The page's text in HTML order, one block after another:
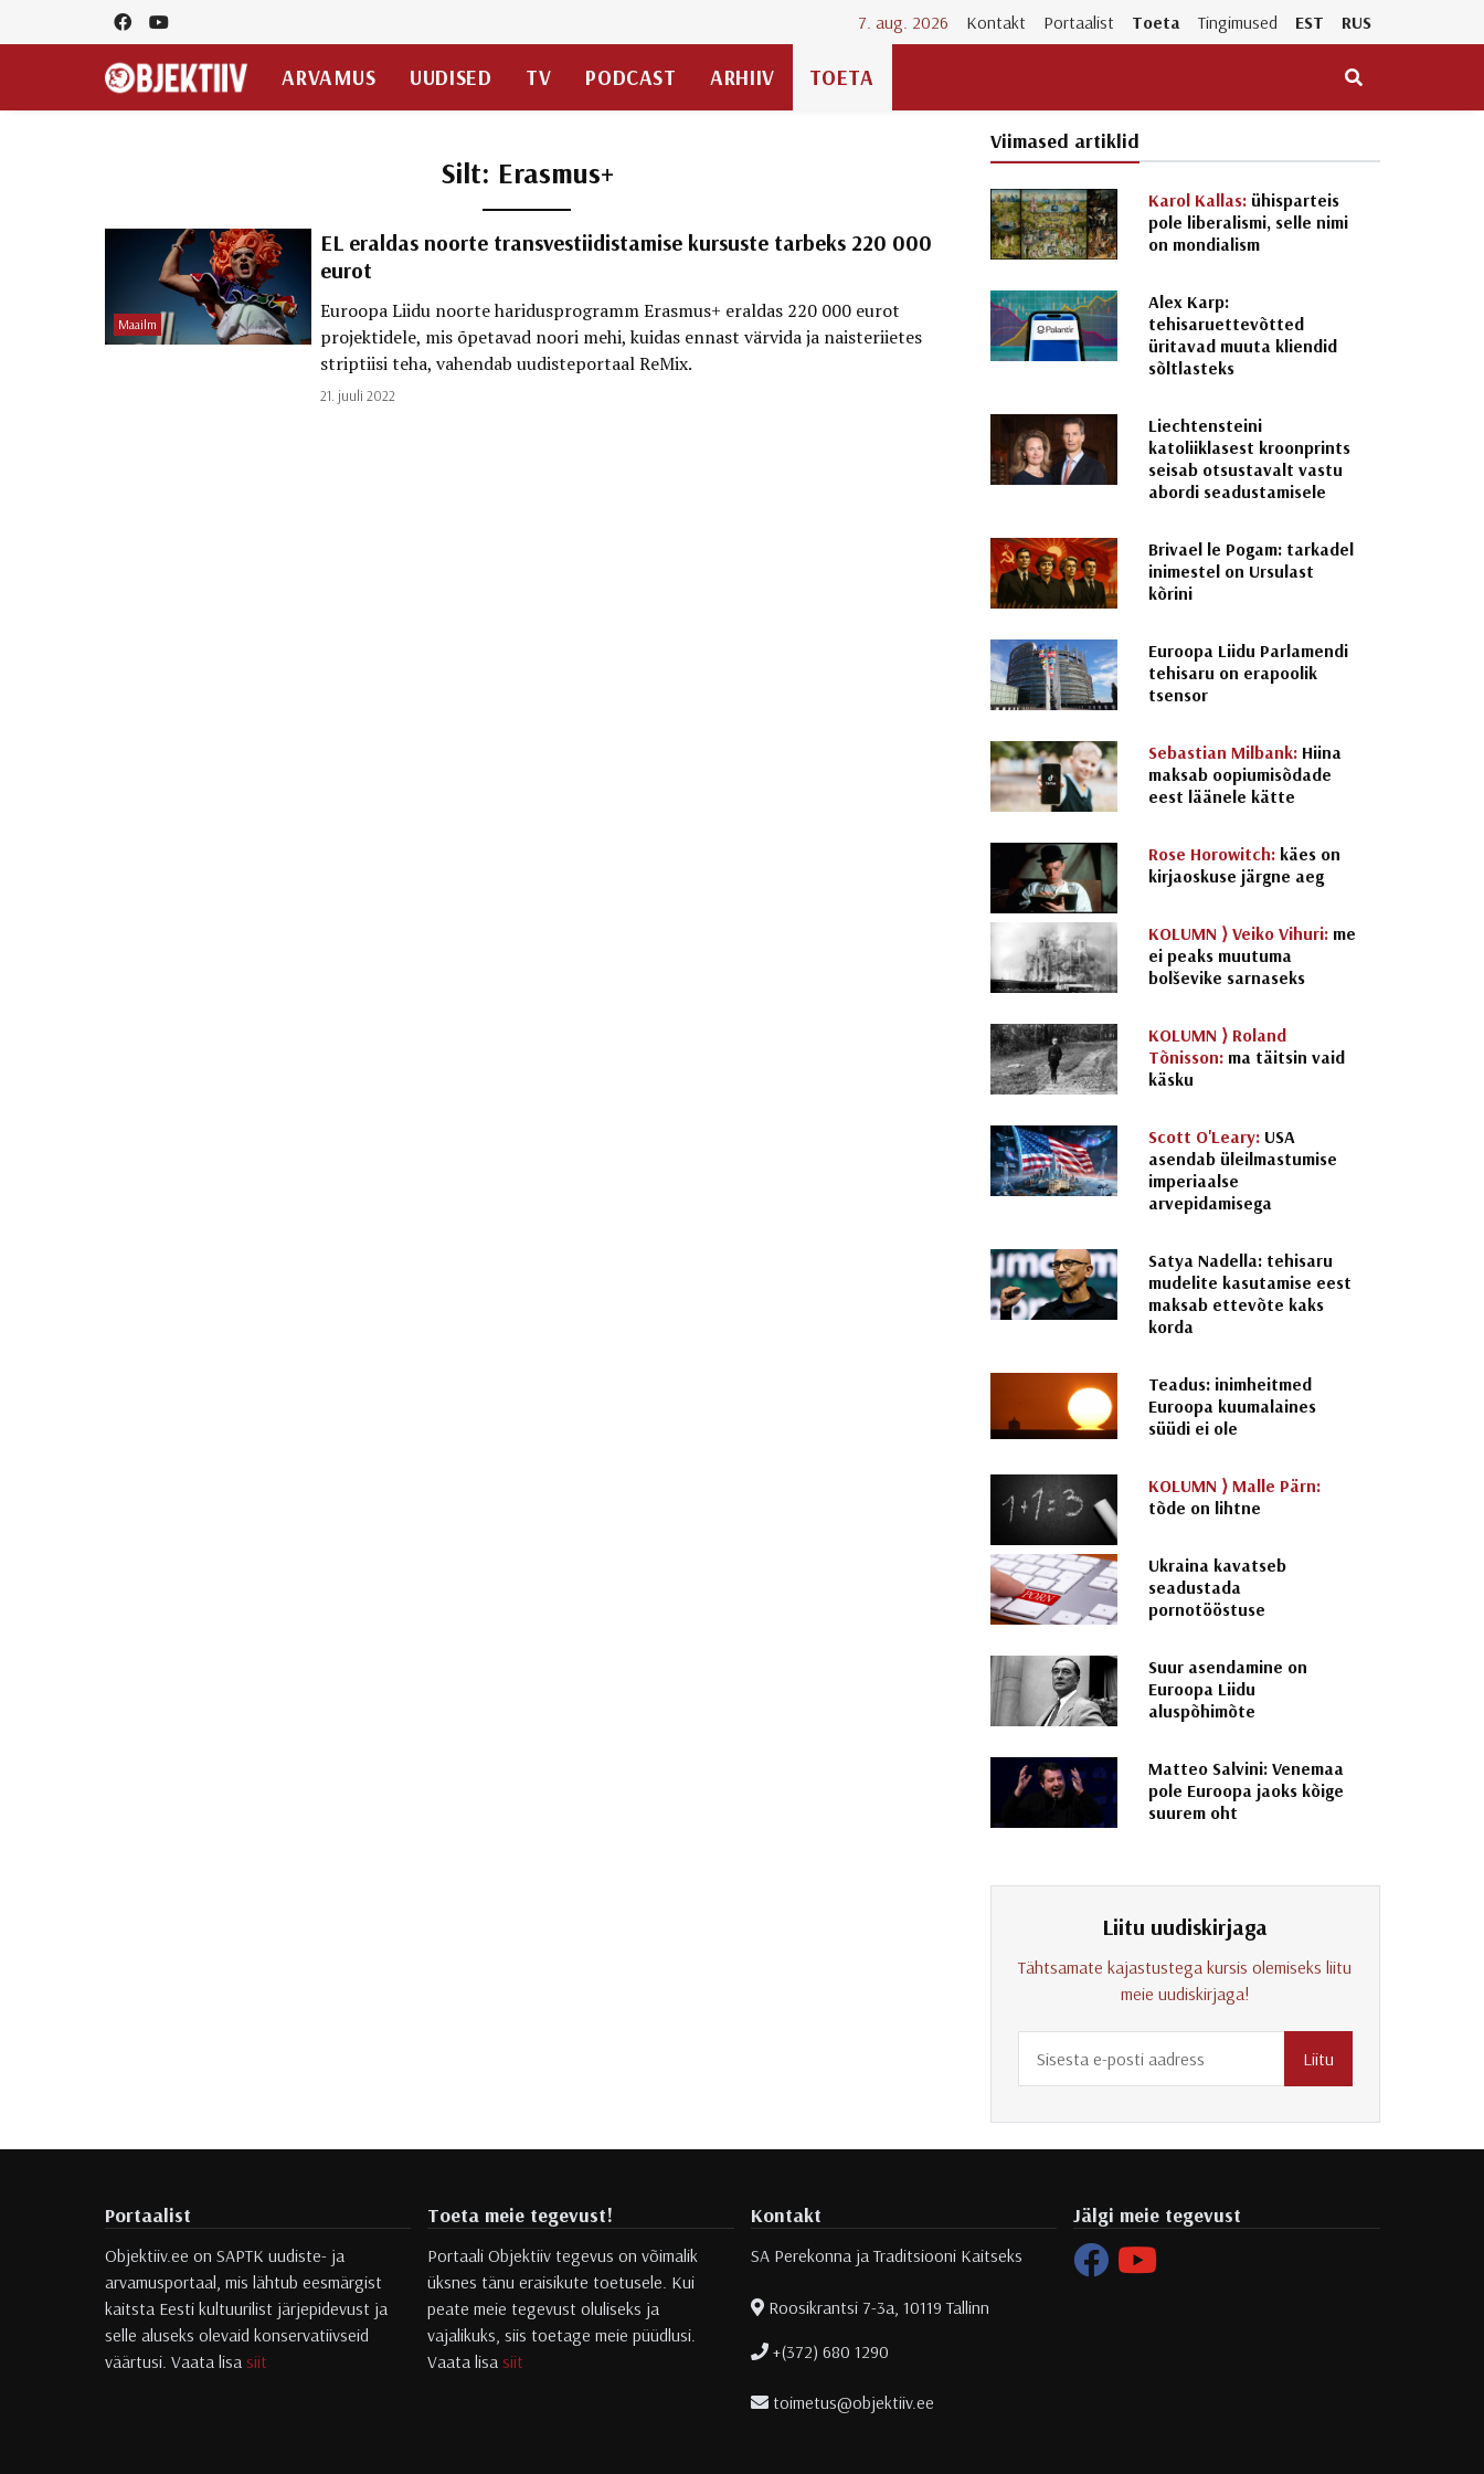
7. aug. 2026 Kontakt Portaalist Toeta Tingimused EST RUS
ARVAMUS UUDISED TV PODCAST ARHIIV TOETA
Silt: Erasmus+
Maailm
EL eraldas noorte transvestiidistamise kursuste tarbeks 220 000
eurot
Euroopa Liidu noorte haridusprogramm Erasmus+ eraldas 220 000 eurot
projektidele, mis õpetavad noori mehi, kuidas ennast värvida ja naisteriietes
striptiisi teha, vahendab uudisteportaal ReMix.
21. juuli 2022
Viimased artiklid
Karol Kallas: ühisparteis
pole liberalismi, selle nimi
on mondialism
Alex Karp:
tehisaruettevõtted
üritavad muuta kliendid
sõltlasteks
Liechtensteini
katoliiklasest kroonprints
seisab otsustavalt vastu
abordi seadustamisele
Brivael le Pogam: tarkadel
inimestel on Ursulast
kõrini
Euroopa Liidu Parlamendi
tehisaru on erapoolik
tsensor
Sebastian Milbank: Hiina
maksab oopiumisõdade
eest läänele kätte
Rose Horowitch: käes on
kirjaoskuse järgne aeg
KOLUMN ⟩ Veiko Vihuri: me
ei peaks muutuma
bolševike sarnaseks
KOLUMN ⟩ Roland
Tõnisson: ma täitsin vaid
käsku
Scott O'Leary: USA
asendab üleilmastumise
imperiaalse
arvepidamisega
Satya Nadella: tehisaru
mudelite kasutamise eest
maksab ettevõte kaks
korda
Teadus: inimheitmed
Euroopa kuumalaines
süüdi ei ole
KOLUMN ⟩ Malle Pärn:
tõde on lihtne
Ukraina kavatseb
seadustada
pornotööstuse
Suur asendamine on
Euroopa Liidu
aluspõhimõte
Matteo Salvini: Venemaa
pole Euroopa jaoks kõige
suurem oht
Liitu uudiskirjaga
Tähtsamate kajastustega kursis olemiseks liitu
meie uudiskirjaga!
Liitu
Portaalist
Objektiiv.ee on SAPTK uudiste- ja
arvamusportaal, mis lähtub eesmärgist
kaitsta Eesti kultuurilist järjepidevust ja
selle aluseks olevaid konservatiivseid
väärtusi. Vaata lisa siit
Toeta meie tegevust!
Portaali Objektiiv tegevus on võimalik
üksnes tänu eraisikute toetusele. Kui
peate meie tegevust oluliseks ja
vajalikuks, siis toetage meie püüdlusi.
Vaata lisa siit
Kontakt
SA Perekonna ja Traditsiooni Kaitseks
Roosikrantsi 7-3a, 10119 Tallinn
+(372) 680 1290
toimetus@objektiiv.ee
Jälgi meie tegevust